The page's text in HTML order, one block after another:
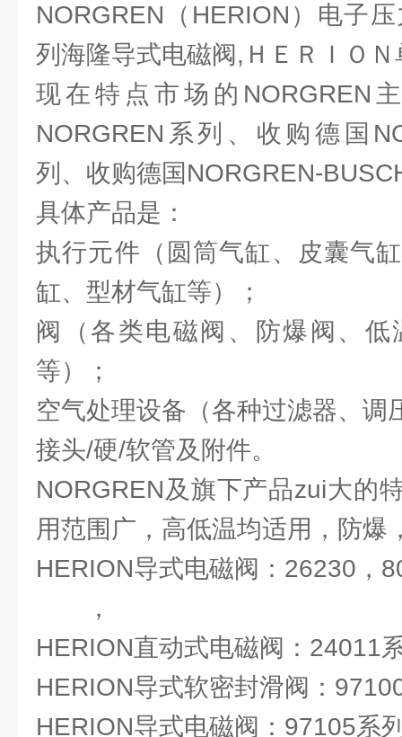
NORGREN（HERION）电子
列海隆导式电磁阀,ＨＥＲＩＯ
现在特点市场的NORGREN
NORGREN系列、收购德国
列、收购德国NORGREN-
具体产品是：
执行元件（圆筒气缸、皮囊气
缸、型材气缸等）；
阀（各类电磁阀、防爆阀、
等）；
空气处理设备（各种过滤器、调
接头/硬/软管及附件。
NORGREN及旗下产品zui大的
用范围广，高低温均适用，防爆
HERION导式电磁阀：26230，
，
HERION直动式电磁阀：24011
HERION导式软密封滑阀：
HERION导式电磁阀：97105系